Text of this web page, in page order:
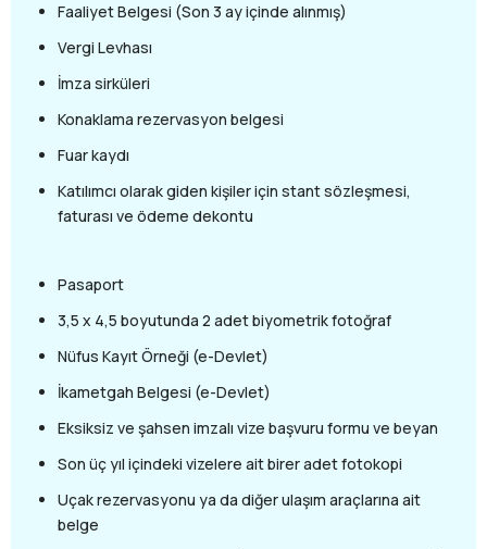
Faaliyet Belgesi (Son 3 ay içinde alınmış)
Vergi Levhası
İmza sirküleri
Konaklama rezervasyon belgesi
Fuar kaydı
Katılımcı olarak giden kişiler için stant sözleşmesi,
faturası ve ödeme dekontu
Pasaport
3,5 x 4,5 boyutunda 2 adet biyometrik fotoğraf
Nüfus Kayıt Örneği (e-Devlet)
İkametgah Belgesi (e-Devlet)
Eksiksiz ve şahsen imzalı vize başvuru formu ve beyan
Son üç yıl içindeki vizelere ait birer adet fotokopi
Uçak rezervasyonu ya da diğer ulaşım araçlarına ait
belge